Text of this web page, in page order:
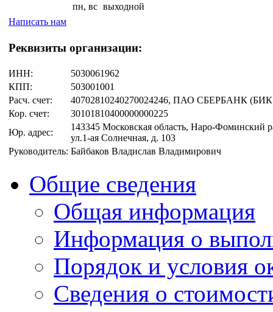
пн, вс выходной
Написать нам
Реквизиты организации:
ИНН:
5030061962
КПП:
503001001
Расч. счет:
40702810240270024246, ПАО СБЕРБАНК (БИК
Кор. счет:
30101810400000000225
Юр. адрес:
143345 Московская область, Наро-Фоминский
ул.1-ая Солнечная, д. 103
Руководитель: Байбаков Владислав Владимирович
Общие сведения
Общая информация
Информация о
Порядок и условия
Сведения о